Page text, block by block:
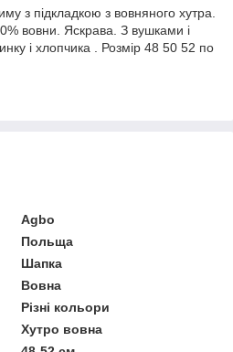
з підкладкою з вовняного хутра.
вовни. Яскрава. З вушками і
і хлопчика . Розмір 48 50 52 по
Agbo
Польща
Шапка
Вовна
Різні кольори
Хутро вовна